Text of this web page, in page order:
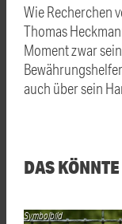
Wie Recherchen
Thomas
Moment zwar
auch über sein
DAS
Symbolbild